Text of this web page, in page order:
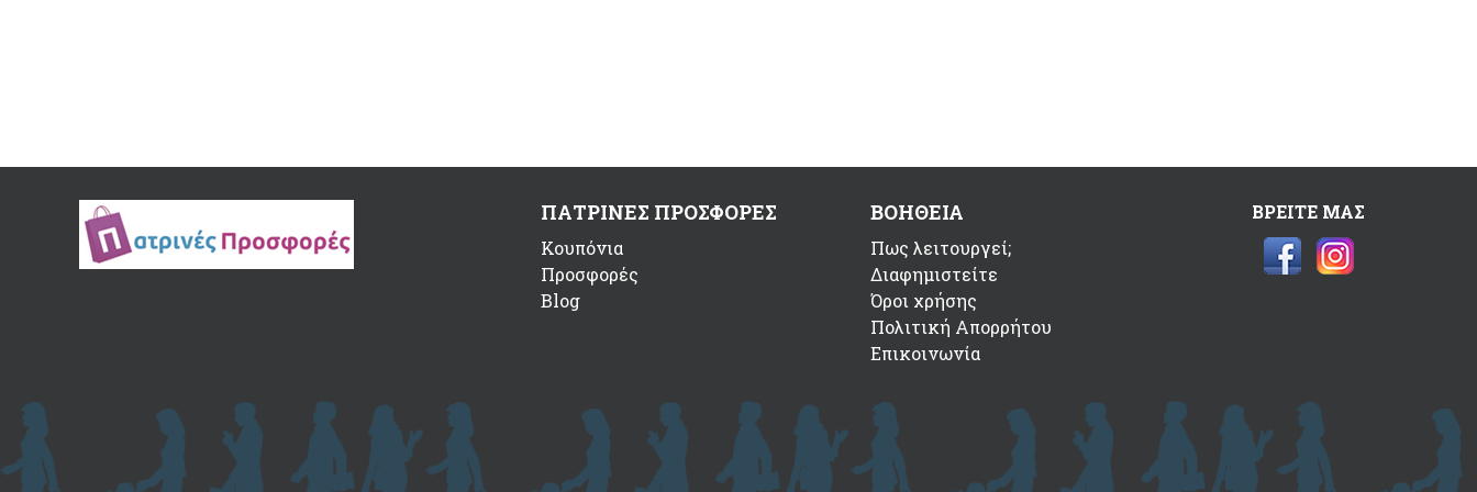
ΠΑΤΡΙΝΕΣ ΠΡΟΣΦΟΡΕΣ
Κουπόνια
Προσφορές
Blog
ΒΟΗΘΕΙΑ
Πως λειτουργεί;
Διαφημιστείτε
Όροι χρήσης
Πολιτική Απορρήτου
Επικοινωνία
ΒΡΕΙΤΕ ΜΑΣ